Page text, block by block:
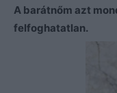
A barátnőm azt
felfoghatatlan.